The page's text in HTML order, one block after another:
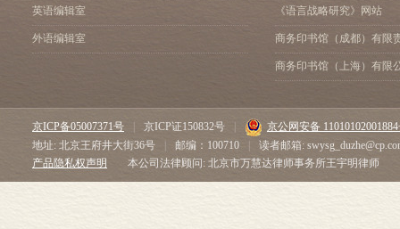
英语编辑室
外语编辑室
《语言战略研究》网站
商务印书馆（成都）有限
商务印书馆（上海）有限
京ICP备05007371号 京ICP证150832号
京公网安备
地址: 北京王府井大街36号
邮编：100710
读者邮箱:
产品隐私权声明
本公司法律顾问: 北京市万慧达律师事务所王宇明律师